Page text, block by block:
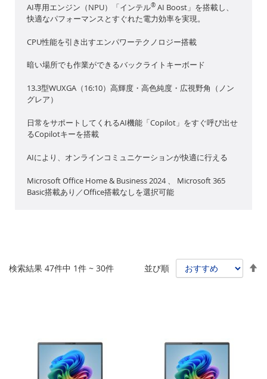
AI専用エンジン（NPU）「インテル® AI Boost」を搭載し、
快適なパフォーマンスとすぐれた電力効率を実現。
CPU性能を引き出すエンパワーテクノロジー搭載
暗い場所でも作業ができるバックライトキーボード
13.3型WUXGA（16:10）高輝度・高色純度・広視野角（ノン
グレア）
日常をサポートしてくれるAI機能「Copilot」をすぐ呼び出せ
るCopilotキーを搭載
AIにより、オンラインコミュニケーションが快適に行える
Microsoft Office Home & Business 2024 、 Microsoft 365
Basic搭載あり／Office搭載なしを選択可能
検索結果 47件中 1件 ~ 30件 並び順